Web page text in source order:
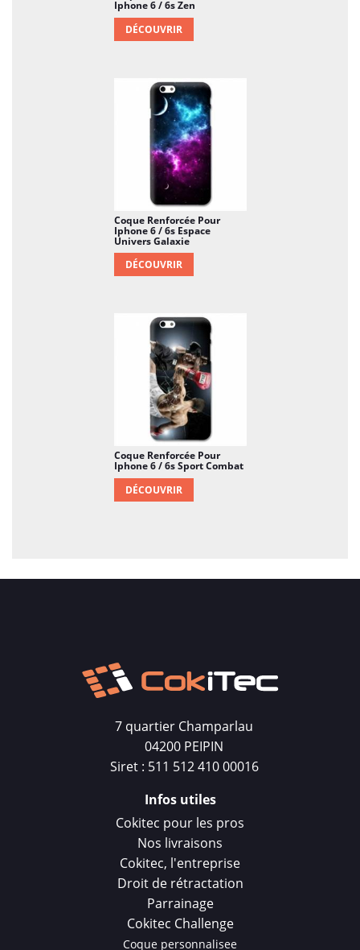
Iphone 6 / 6s Zen
DÉCOUVRIR
Coque Renforcée Pour
Iphone 6 / 6s Espace
Univers Galaxie
DÉCOUVRIR
Coque Renforcée Pour
Iphone 6 / 6s Sport Combat
DÉCOUVRIR
7 quartier Champarlau
04200 PEIPIN
Siret : 511 512 410 00016
Infos utiles
Cokitec pour les pros
Nos livraisons
Cokitec, l'entreprise
Droit de rétractation
Parrainage
Cokitec Challenge
Coque personnalisee